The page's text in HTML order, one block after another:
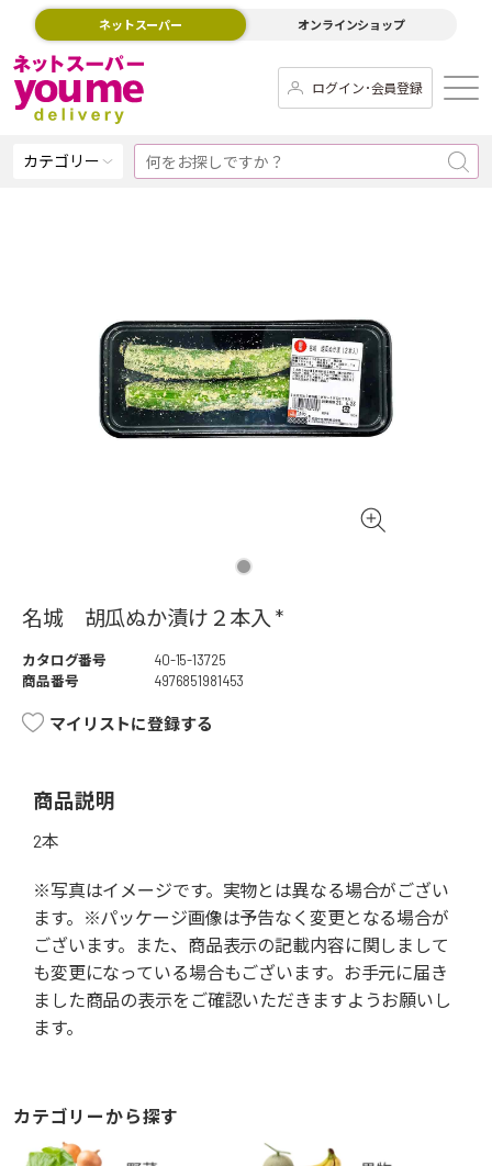
ネットスーパー オンラインショップ
ログイン･会員登録
カテゴリー
名城 胡瓜ぬか漬け２本入 *
カタログ番号
40-15-13725
商品番号
4976851981453
マイリストに登録する
商品説明
2本
※写真はイメージです。実物とは異なる場合がござい
ます。※パッケージ画像は予告なく変更となる場合が
ございます。また、商品表示の記載内容に関しまして
も変更になっている場合もございます。お手元に届き
ました商品の表示をご確認いただきますようお願いし
ます。
カテゴリーから探す